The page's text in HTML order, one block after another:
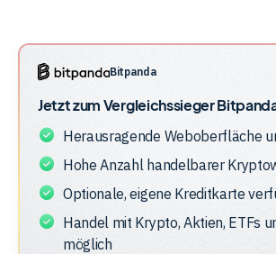
Unternehmensstruktur
der
Bitpanda
Jetzt zum Vergleichssieger
Herausragende Weboberfläche
Hohe Anzahl handelbarer
Optionale, eigene Kreditkarte
Handel mit Krypto, Aktien, ETFs
möglich